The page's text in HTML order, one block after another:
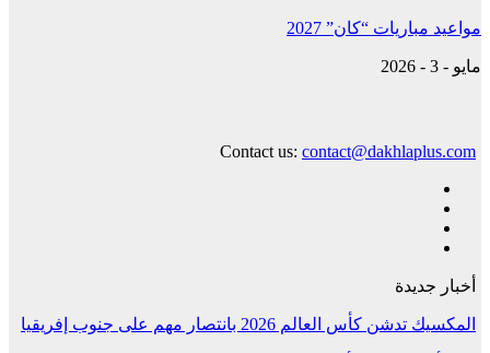
مواعيد مباريات “كان” 2027
مايو - 3 - 2026
Contact us: contact@dakhlaplus.com
أخبار جديدة
المكسيك تدشن كأس العالم 2026 بانتصار مهم على جنوب إفريقيا